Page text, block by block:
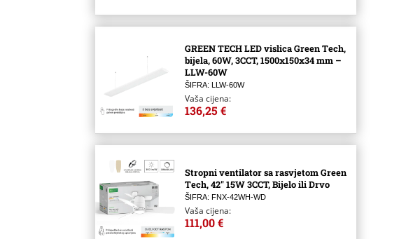
GREEN TECH LED vislica Green Tech,
bijela, 60W, 3CCT, 1500x150x34 mm –
LLW-60W
ŠIFRA: LLW-60W
Vaša cijena:
136,25 €
Stropni ventilator sa rasvjetom Green
Tech, 42″ 15W 3CCT, Bijelo ili Drvo
ŠIFRA: FNX-42WH-WD
Vaša cijena:
111,00 €